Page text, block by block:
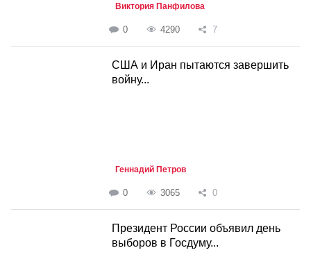
Виктория Панфилова
0 4290 7
США и Иран пытаются завершить
войну...
Геннадий Петров
0 3065 0
Президент России объявил день
выборов в Госдуму...